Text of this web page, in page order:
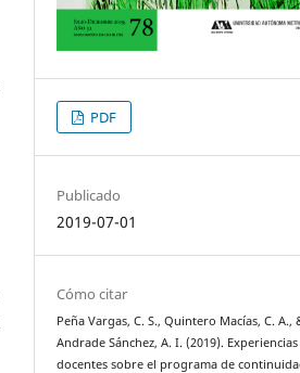
PDF
Publicado
2019-07-01
Cómo citar
Peña Vargas, C. S., Quintero Macías, C. A.,
Andrade Sánchez, A. I. (2019). Experiencias
docentes sobre el programa de